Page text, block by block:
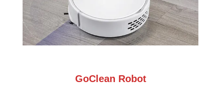
GoClean Robot